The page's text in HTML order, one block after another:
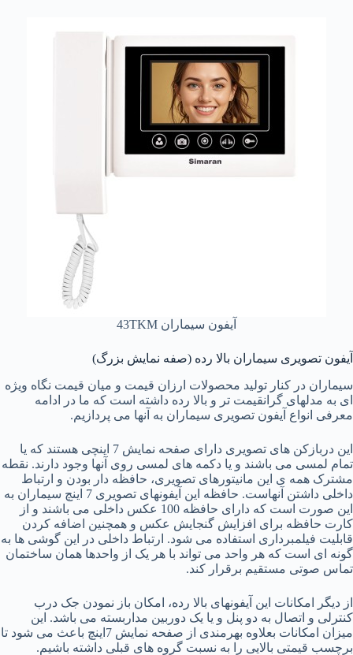
آیفون سیماران 43TKM
آیفون تصویری سیماران بالا رده (صفه نمایش بزرگ)
سیماران در کنار تولید محصولات ارزان قیمت و میان قیمت نگاه ویژه
ای به مدلهای گرانقیمت تر و بالا رده داشته است که ما در ادامه
معرفی انواع آیفون تصویری سیماران به آنها می پردازیم.
این دربازکن های تصویری دارای صفحه نمایش 7 اینچی هستند که یا
تمام لمسی می باشند و یا دکمه های لمسی روی آنها وجود دارند. نقطه
مشترک همه ی این مانیتورهای تصویری، حافظه دار بودن و ارتباط
داخلی داشتن آنهاست. حافظه این آیفونهای تصویری 7 اینچ سیماران به
این صورت است که دارای حافظه 100 عکس داخلی می باشند و از
کارت حافظه برای افزایش گنجایش عکس و همچنین اضافه کردن
قابلیت فیلمبرداری استفاده می شود. ارتباط داخلی در این گوشی ها به
گونه ای است که هر واحد می تواند با هر یک از واحدها همان ساختمان
تماس صوتی مستقیم برقرار کند.
از دیگر امکانات این آیفونهای بالا رده، امکان باز نمودن جک درب
کنترلی و اتصال به دو پنل و یا یک دوربین مداربسته می باشد. این
میزان امکانات بعلاوه بهرمندی از صفحه نمایش 7اینچ باعث می شود تا
برچسب قیمتی بالایی را به نسبت گروه های قبلی داشته باشیم.